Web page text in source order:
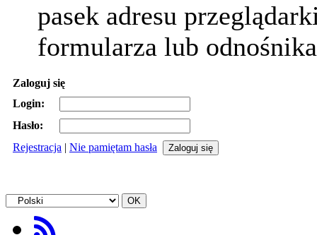
pasek adresu
formularza lub
Zaloguj się
Login:
Hasło:
Rejestracja | Nie pamiętam hasła